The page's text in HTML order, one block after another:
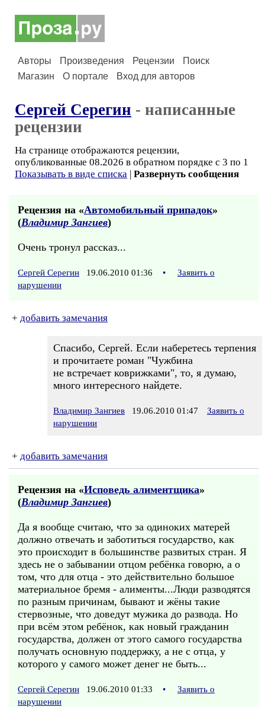
Авторы Произведения Рецензии
Поиск
Магазин
О портале Вход для авторов
Сергей Серегин - написанные
рецензии
На странице отображаются рецензии,
опубликованные 08.2026 в обратном порядке с 3 по 1
Показывать в виде списка | Развернуть сообщения
Рецензия на «Автомобильный припадок»
(Владимир Зангиев)
Очень тронул рассказ...
Сергей Серегин 19.06.2010 01:36 •
Заявить о
нарушении
+ добавить замечания
Спасибо, Сергей. Если наберетесь терпения
и прочитаете роман "Чужбина
не встречает коврижками", то, я думаю,
много интересного найдете.
Владимир Зангиев 19.06.2010 01:47
Заявить о
нарушении
+ добавить замечания
Рецензия на «Исповедь алиментщика»
(Владимир Зангиев)
Да я вообще считаю, что за одиноких матерей
должно отвечать и заботиться государство, как
это происходит в большинстве развитых стран. Я
здесь не о забывании отцом ребёнка говорю, а о
том, что для отца - это действительно большое
материальное бремя - алименты...Люди разводятся
по разным причинам, бывают и жёны такие
стервозные, что доведут мужика до развода. Но
при всём этом ребёнок, как новый гражданин
государства, должен от этого самого государства
получать основную поддержку, а не с отца, у
которого у самого может денег не быть...
Сергей Серегин 19.06.2010 01:33 •
Заявить о
нарушении